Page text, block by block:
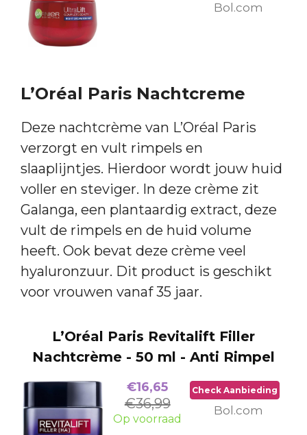
Bol.com
L’Oréal Paris Nachtcreme
Deze nachtcrème van L’Oréal Paris
verzorgt en vult rimpels en
slaaplijntjes. Hierdoor wordt jouw huid
voller en steviger. In deze crème zit
Galanga, een plantaardig extract, deze
vult de rimpels en de huid volume
heeft. Ook bevat deze crème veel
hyaluronzuur. Dit product is geschikt
voor vrouwen vanaf 35 jaar.
L’Oréal Paris Revitalift Filler
Nachtcrème - 50 ml - Anti Rimpel
€16,65
€36,99
Op voorraad
Check Aanbieding
Bol.com